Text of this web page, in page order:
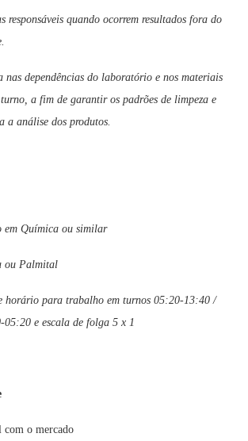
responsáveis quando ocorrem resultados fora do
nas dependências do laboratório e nos materiais
a fim de garantir os padrões de limpeza e
a análise dos produtos.
em Química ou similar
ou Palmital
horário para trabalho em turnos 05:20-13:40 /
e escala de folga 5 x 1
com o mercado